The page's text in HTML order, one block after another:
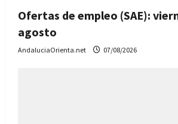
Ofertas de empleo (SAE):
agosto
AndaluciaOrienta.net 07/08/2026